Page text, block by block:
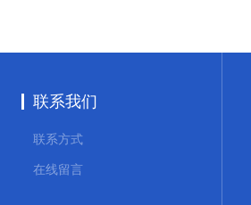
联系我们
联系方式
在线留言